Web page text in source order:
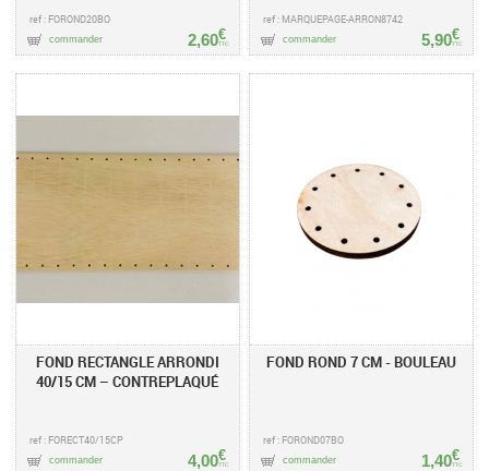
ref : FOROND20BO
2,60€
TTC
commander
ref : MARQUEPAGE-ARRON8742
5,90€
TTC
commander
FOND RECTANGLE ARRONDI
40/15 CM – CONTREPLAQUÉ
ref : FORECT40/15CP
4,00€
TTC
commander
FOND ROND 7 CM - BOULEAU
ref : FOROND07BO
1,40€
TTC
commander